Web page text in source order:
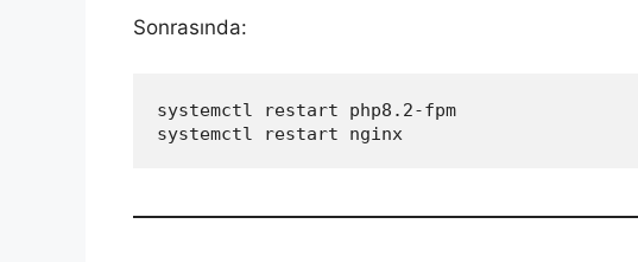
Sonrasında:
systemctl restart php8.2-fpm
systemctl restart nginx